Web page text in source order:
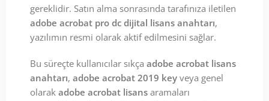
gereklidir. Satın alma sonrasında tarafınıza iletilen
adobe acrobat pro dc dijital lisans anahtarı,
yazılımın resmi olarak aktif edilmesini sağlar.
Bu süreçte kullanıcılar sıkça adobe acrobat lisans
anahtarı, adobe acrobat 2019 key veya genel
olarak adobe acrobat lisans aramaları